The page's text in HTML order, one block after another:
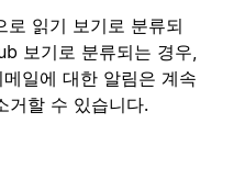
로 읽기 보기로 분류되
보기로 분류되는 경우,
일에 대한 알림은 계속
거할 수 있습니다.